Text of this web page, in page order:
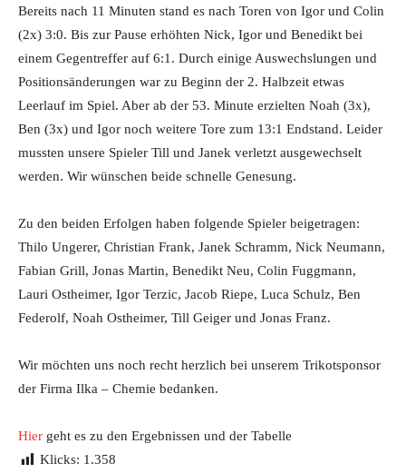
Bereits nach 11 Minuten stand es nach Toren von Igor und Colin
(2x) 3:0. Bis zur Pause erhöhten Nick, Igor und Benedikt bei
einem Gegentreffer auf 6:1. Durch einige Auswechslungen und
Positionsänderungen war zu Beginn der 2. Halbzeit etwas
Leerlauf im Spiel. Aber ab der 53. Minute erzielten Noah (3x),
Ben (3x) und Igor noch weitere Tore zum 13:1 Endstand. Leider
mussten unsere Spieler Till und Janek verletzt ausgewechselt
werden. Wir wünschen beide schnelle Genesung.
Zu den beiden Erfolgen haben folgende Spieler beigetragen:
Thilo Ungerer, Christian Frank, Janek Schramm, Nick Neumann,
Fabian Grill, Jonas Martin, Benedikt Neu, Colin Fuggmann,
Lauri Ostheimer, Igor Terzic, Jacob Riepe, Luca Schulz, Ben
Federolf, Noah Ostheimer, Till Geiger und Jonas Franz.
Wir möchten uns noch recht herzlich bei unserem Trikotsponsor
der Firma Ilka – Chemie bedanken.
Hier geht es zu den Ergebnissen und der Tabelle
Klicks: 1.358